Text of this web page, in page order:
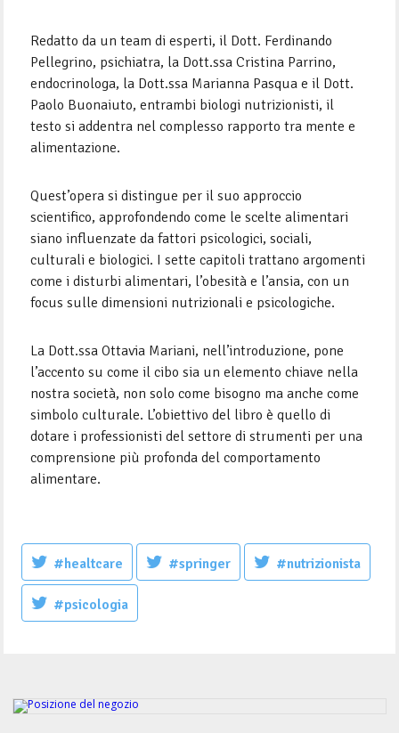
Redatto da un team di esperti, il Dott. Ferdinando
Pellegrino, psichiatra, la Dott.ssa Cristina Parrino,
endocrinologa, la Dott.ssa Marianna Pasqua e il Dott.
Paolo Buonaiuto, entrambi biologi nutrizionisti, il
testo si addentra nel complesso rapporto tra mente e
alimentazione.
Quest’opera si distingue per il suo approccio
scientifico, approfondendo come le scelte alimentari
siano influenzate da fattori psicologici, sociali,
culturali e biologici. I sette capitoli trattano argomenti
come i disturbi alimentari, l’obesità e l’ansia, con un
focus sulle dimensioni nutrizionali e psicologiche.
La Dott.ssa Ottavia Mariani, nell’introduzione, pone
l’accento su come il cibo sia un elemento chiave nella
nostra società, non solo come bisogno ma anche come
simbolo culturale. L’obiettivo del libro è quello di
dotare i professionisti del settore di strumenti per una
comprensione più profonda del comportamento
alimentare.
#healtcare #springer #nutrizionista
#psicologia